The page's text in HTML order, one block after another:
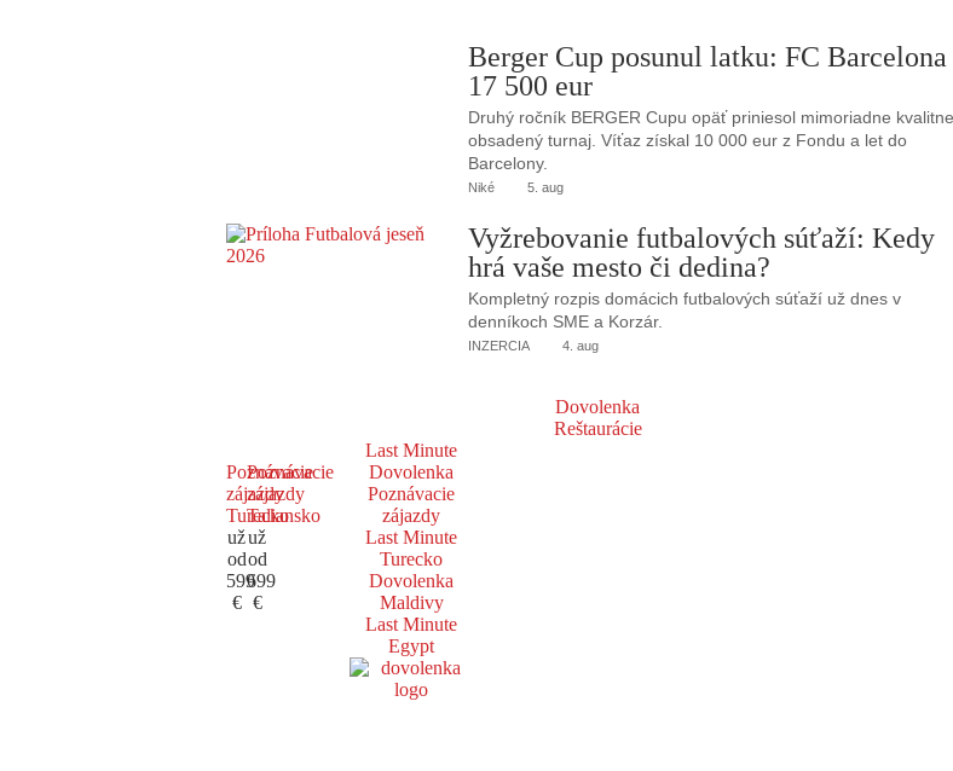
Berger Cup posunul latku: FC Barcelona
17 500 eur
Druhý ročník BERGER Cupu opäť priniesol mimoriadne kvalitne
obsadený turnaj. Víťaz získal 10 000 eur z Fondu a let do
Barcelony.
Niké 5. aug
Vyžrebovanie futbalových súťaží: Kedy
hrá vaše mesto či dedina?
Kompletný rozpis domácich futbalových súťaží už dnes v
denníkoch SME a Korzár.
INZERCIA 4. aug
Dovolenka
Reštaurácie
Poznávacie
zájazdy
Turecko
už
od
599
€
Poznávacie
zájazdy
Taliansko
už
od
699
€
Last Minute
Dovolenka
Poznávacie
zájazdy
Last Minute
Turecko
Dovolenka
Maldivy
Last Minute
Egypt